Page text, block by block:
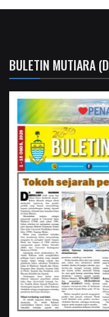
BULETIN MUTIARA